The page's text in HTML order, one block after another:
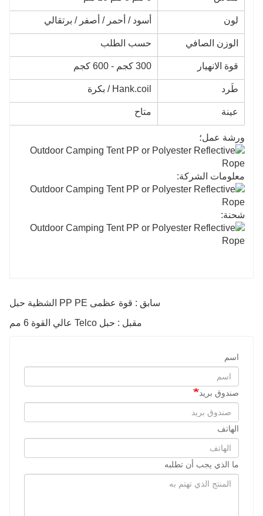
لون أسود / أحمر / أصفر / برتقالي
الوزن الصافي حسب الطلب
قوة الانهيار 300 كجم - 600 كجم
طَرد Hank.coil / بكرة
عينة متاح
ورشة عمل؛
معلومات الشركة:
شحنة:
سابق : قوة عظمى PP PE الشظية حبل
مقبل : حبل Telco عالي القوة 6 مم
اسم
صندوق بريد
الهاتف
ما الذي يجب أن تطلبه